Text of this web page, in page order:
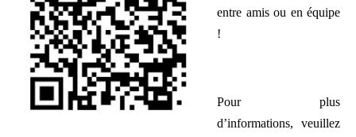
entre amis ou en équipe
!
Pour plus
d’informations, veuillez